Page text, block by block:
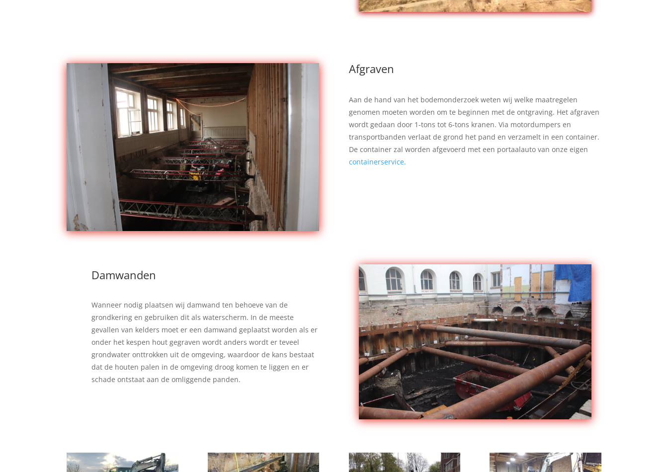
Afgraven
Aan de hand van het bodemonderzoek weten wij welke maatregelen
genomen moeten worden om te beginnen met de ontgraving. Het afgraven
wordt gedaan door 1-tons tot 6-tons kranen. Via motordumpers en
transportbanden verlaat de grond het pand en verzamelt in een container.
De container zal worden afgevoerd met een portaalauto van onze eigen
containerservice.
Damwanden
Wanneer nodig plaatsen wij damwand ten behoeve van de
grondkering en gebruiken dit als waterscherm. In de meeste
gevallen van kelders moet er een damwand geplaatst worden als er
onder het kespen hout gegraven wordt anders wordt er teveel
grondwater onttrokken uit de omgeving, waardoor de kans bestaat
dat de houten palen in de omgeving droog komen te liggen en er
schade ontstaat aan de omliggende panden.